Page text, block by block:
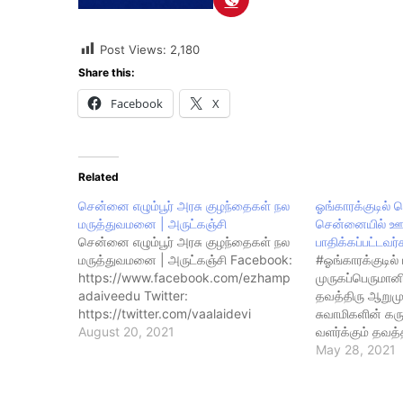
Post Views: 2,180
Share this:
Facebook X
Related
சென்னை எழும்பூர் அரசு குழந்தைகள் நல
மருத்துவமனை | அருட்கஞ்சி
சென்னை எழும்பூர் அரசு குழந்தைகள் நல
மருத்துவமனை | அருட்கஞ்சி Facebook:
https://www.facebook.com/ezhamp
adaiveedu Twitter:
https://twitter.com/vaalaidevi
Blogger:
August 20, 2021
ஓங்காரக்குடில்
சென்னையில்
தவத்திரு
சுவாமிகளின்
வளர்க்கும்
#கொரட்டூர்
May 28, 2021